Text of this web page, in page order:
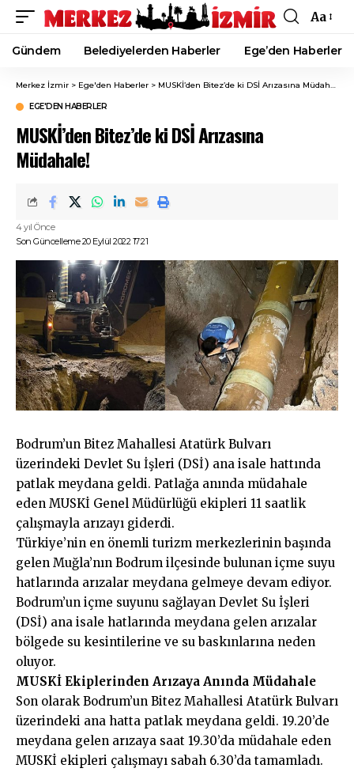
Font
Resizer
Aa
Gündem Belediyelerden Haberler Ege’den Haberler
Merkez İzmir > Ege'den Haberler > MUSKİ’den Bitez’de ki DSİ Arızasına Müdahale!
EGE'DEN HABERLER
MUSKİ’den Bitez’de ki DSİ Arızasına
Müdahale!
Son Güncelleme 20 Eylül 2022 17:21
4 yıl Önce
Bodrum’un Bitez Mahallesi Atatürk Bulvarı
üzerindeki Devlet Su İşleri (DSİ) ana isale hattında
patlak meydana geldi. Patlağa anında müdahale
eden MUSKİ Genel Müdürlüğü ekipleri 11 saatlik
çalışmayla arızayı giderdi.
Türkiye’nin en önemli turizm merkezlerinin başında
gelen Muğla’nın Bodrum ilçesinde bulunan içme suyu
hatlarında arızalar meydana gelmeye devam ediyor.
Bodrum’un içme suyunu sağlayan Devlet Su İşleri
(DSİ) ana isale hatlarında meydana gelen arızalar
bölgede su kesintilerine ve su baskınlarına neden
oluyor.
MUSKİ Ekiplerinden Arızaya Anında Müdahale
Son olarak Bodrum’un Bitez Mahallesi Atatürk Bulvarı
üzerindeki ana hatta patlak meydana geldi. 19.20’de
meydana gelen arızaya saat 19.30’da müdahale eden
MUSKİ ekipleri çalışmayı sabah 6.30’da tamamladı.